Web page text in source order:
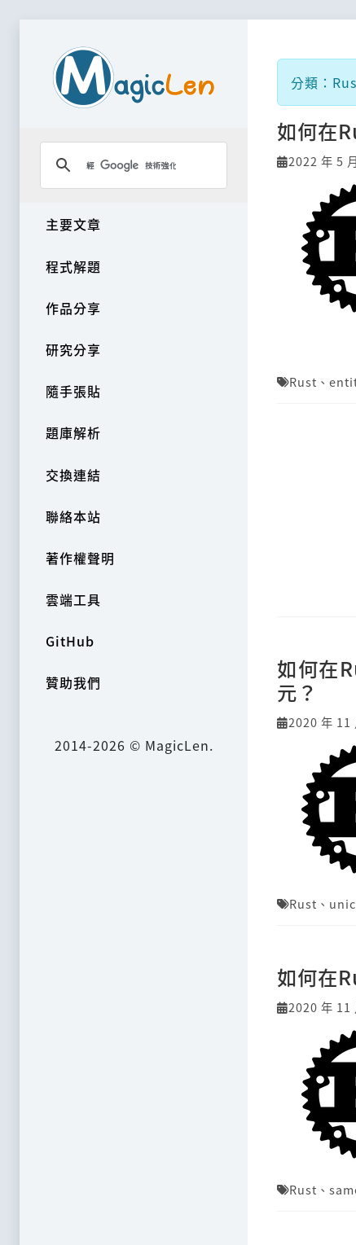
主要文章
程式解題
作品分享
研究分享
隨手張貼
題庫解析
交換連結
聯絡本站
著作權聲明
雲端工具
GitHub
贊助我們
2014-2026 © MagicLen.
分類：
如何在
2022 年 5
Rust 、
如何在
元？
2020 年 11
Rust 、
如何在
2020 年 11
Rust 、